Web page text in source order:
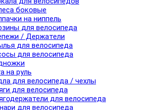
боковые
на ниппель
для велосипеда
/ Держатели
для велосипеда
для велосипеда
на руль
для велосипеда / чехлы
для велосипеда
для велосипеда
для велосипеда